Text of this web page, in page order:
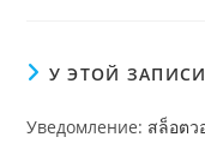
У ЭТОЙ
Уведомление: สล็อตว